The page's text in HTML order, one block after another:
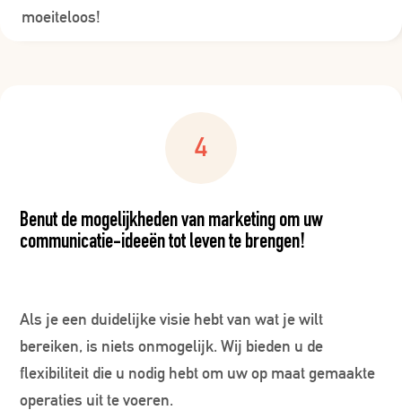
moeiteloos!
Benut de mogelijkheden van marketing om uw
communicatie-ideeën tot leven te brengen!
Als je een duidelijke visie hebt van wat je wilt
bereiken, is niets onmogelijk. Wij bieden u de
flexibiliteit die u nodig hebt om uw op maat gemaakte
operaties uit te voeren.